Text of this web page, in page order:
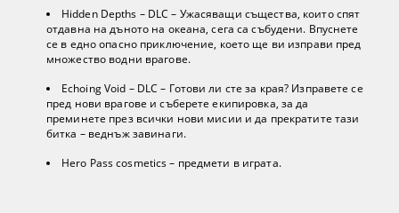
Hidden Depths – DLC – Ужасяващи същества, които спят
отдавна на дъното на океана, сега са събудени. Впуснете
се в едно опасно приключение, което ще ви изправи пред
множество водни врагове.
Echoing Void – DLC – Готови ли сте за края? Изправете се
пред нови врагове и съберете екипировка, за да
преминете през всички нови мисии и да прекратите тази
битка – веднъж завинаги.
Hero Pass cosmetics – предмети в играта.